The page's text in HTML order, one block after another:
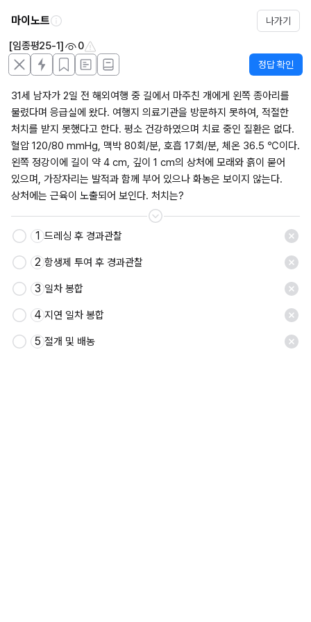
마이노트 나가기
[임종평25-1] 0
정답 확인
31세 남자가 2일 전 해외여행 중 길에서 마주친 개에게 왼쪽 종아리를
물렸다며 응급실에 왔다. 여행지 의료기관을 방문하지 못하여, 적절한
처치를 받지 못했다고 한다. 평소 건강하였으며 치료 중인 질환은 없다.
혈압 120/80 mmHg, 맥박 80회/분, 호흡 17회/분, 체온 36.5 ℃이다.
왼쪽 정강이에 길이 약 4 cm, 깊이 1 cm의 상처에 모래와 흙이 묻어
있으며, 가장자리는 발적과 함께 부어 있으나 화농은 보이지 않는다.
상처에는 근육이 노출되어 보인다. 처치는?
저장
1 드레싱 후 경과관찰
2 항생제 투여 후 경과관찰
3 일차 봉합
4 지연 일차 봉합
5 절개 및 배농